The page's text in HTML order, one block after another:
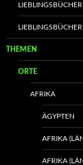
THEMEN
ORTE
AFRIKA
ÄGYPTEN
AFRIKA
AFRIKA